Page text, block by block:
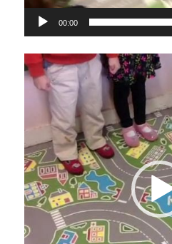
00:00
Lecteur
vidéo